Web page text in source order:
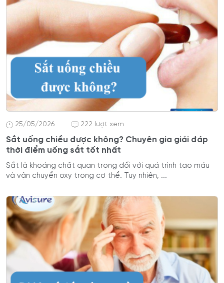
25/05/2026 222 lượt xem
Sắt uống chiều được không? Chuyên gia giải đáp
thời điểm uống sắt tốt nhất
Sắt là khoáng chất quan trọng đối với quá trình tạo máu
và vận chuyển oxy trong cơ thể. Tuy nhiên, ...